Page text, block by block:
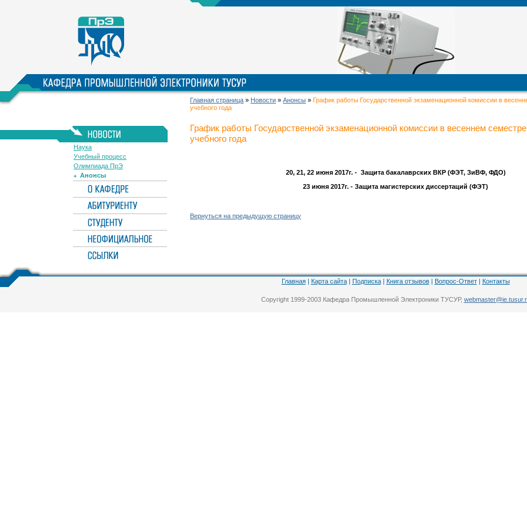
Главная страница » Новости » Анонсы » График работы Государственной экзаменационной комиссии в
учебного года
Наука
Учебный процесс
Олимпиада ПрЭ
Анонсы
График работы Государственной экзаменационной комиссии в весеннем
учебного года
20, 21, 22 июня 2017г. - Защита бакалаврских ВКР (ФЭТ, ЗиВФ, ФДО)
23 июня 2017г. - Защита магистерских диссертаций (ФЭТ)
Вернуться на предыдущую страницу
Главная| Карта сайта| Подписка| Книга отзывов| Вопрос-Ответ| Контакты
Copyright 1999-2003 Кафедра Промышленной Электроники ТУСУР,